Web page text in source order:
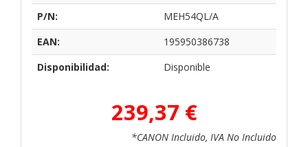
P/N:
MEH54QL/A
EAN:
195950386738
Disponibilidad:
Disponible
239,37 €
*CANON Incluido, IVA No Incluido